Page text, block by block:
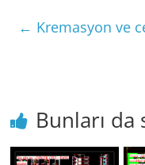
← Kremasyon ve
Bunları